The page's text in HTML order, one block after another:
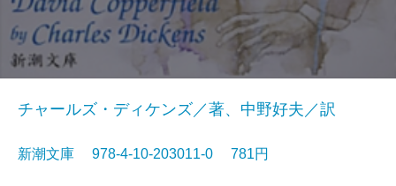
チャールズ・ディケンズ／著、中野好夫／訳
新潮文庫 978-4-10-203011-0 781円